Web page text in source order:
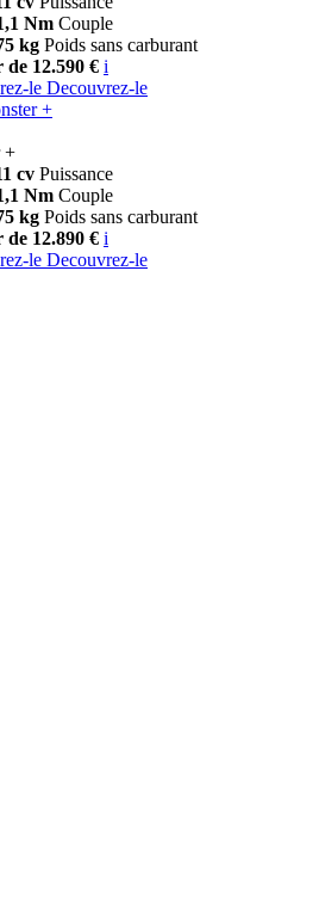
Nm Couple
kg Poids sans carburant
12.590 € i
le Decouvrez-le
+
+
cv Puissance
Nm Couple
kg Poids sans carburant
12.890 € i
le Decouvrez-le